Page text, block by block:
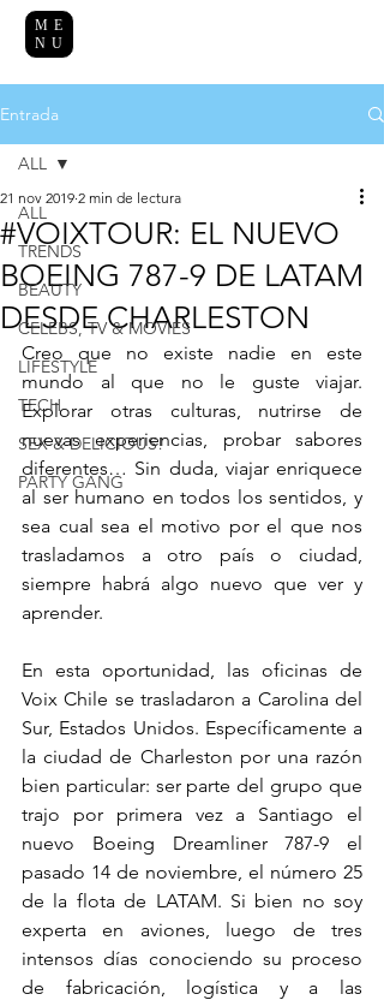
ME
NU
Entrada
ALL
TRENDS
BEAUTY
CELEBS, TV & MOVIES
LIFESTYLE
TECH
SEX & DELICIOUS!
PARTY GANG
ALL
#VOIXTOUR: EL NUEVO
BOEING 787-9 DE LATAM
DESDE CHARLESTON
21 nov 2019 2 min de lectura
Creo que no existe nadie en este
mundo al que no le guste viajar.
Explorar otras culturas, nutrirse de
nuevas experiencias, probar sabores
diferentes… Sin duda, viajar enriquece
al ser humano en todos los sentidos, y
sea cual sea el motivo por el que nos
trasladamos a otro país o ciudad,
siempre habrá algo nuevo que ver y
aprender.
En esta oportunidad, las oficinas de
Voix Chile se trasladaron a Carolina del
Sur, Estados Unidos. Específicamente a
la ciudad de Charleston por una razón
bien particular: ser parte del grupo que
trajo por primera vez a Santiago el
nuevo Boeing Dreamliner 787-9 el
pasado 14 de noviembre, el número 25
de la flota de LATAM. Si bien no soy
experta en aviones, luego de tres
intensos días conociendo su proceso
de fabricación, logística y a las